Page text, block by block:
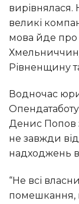
вирівнялася.
великі
мова йде про
Рівненщину
Водночас юридичний інженер
Денис Попов
не завжди
надходжень
“Не всі власники житла, які здають туристам свої
помешкання,